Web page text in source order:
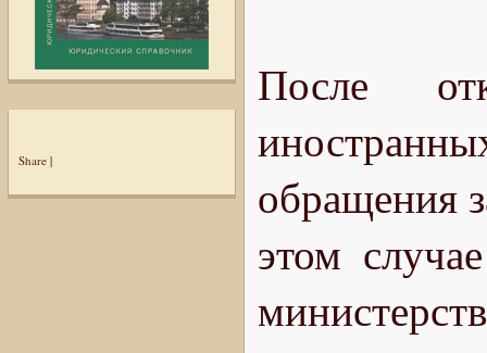
Share |
После
обращения
этом